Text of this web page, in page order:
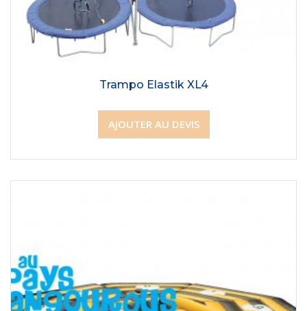
Trampo Elastik XL4
AJOUTER AU DEVIS